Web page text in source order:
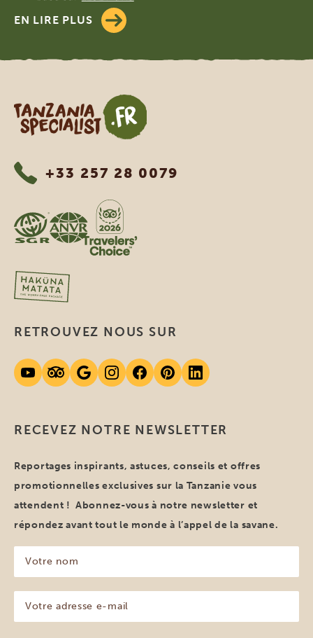
EN LIRE PLUS
Tanzania Specialist
+33 257 28 0079
RECEVEZ NOTRE NEWSLETTER
Reportages inspirants, astuces, conseils et offres
promotionnelles exclusives sur la Tanzanie vous
attendent ! Abonnez-vous à notre newsletter et
répondez avant tout le monde à l’appel de la savane.
nom
(Nécessaire)
adresse
e-
RETROUVEZ NOUS SUR